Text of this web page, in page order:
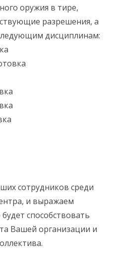
оружия в тире,
разрешения, а
дисциплинам:
сотрудников среди
и выражаем
способствовать
Вашей организации и